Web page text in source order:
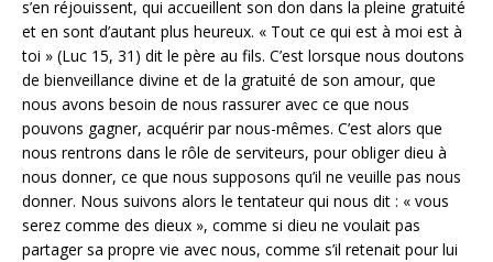
s’en réjouissent, qui accueillent son don dans la pleine gratuité
et en sont d’autant plus heureux. « Tout ce qui est à moi est à
toi » (Luc 15, 31) dit le père au fils. C’est lorsque nous doutons
de bienveillance divine et de la gratuité de son amour, que
nous avons besoin de nous rassurer avec ce que nous
pouvons gagner, acquérir par nous-mêmes. C’est alors que
nous rentrons dans le rôle de serviteurs, pour obliger dieu à
nous donner, ce que nous supposons qu’il ne veuille pas nous
donner. Nous suivons alors le tentateur qui nous dit : « vous
serez comme des dieux », comme si dieu ne voulait pas
partager sa propre vie avec nous, comme s’il retenait pour lui